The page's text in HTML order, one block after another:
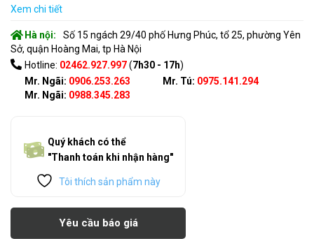
Xem chi tiết
Hà nội:
Số 15 ngách 29/40 phố Hưng Phúc, tổ 25, phường Yên
Sở, quận Hoàng Mai, tp Hà Nội
Hotline: 02462.927.997(7h30 - 17h)
Mr. Ngãi: 0906.253.263
Mr. Ngãi: 0988.345.283
Mr. Tú: 0975.141.294
Quý khách có thể
"Thanh toán khi nhận hàng"
Tôi thích sản phẩm này
Yêu cầu báo giá